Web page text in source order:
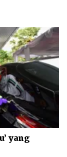
yang